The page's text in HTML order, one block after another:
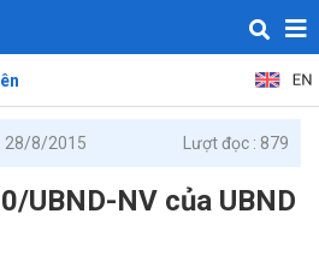
28/8/2015 Lượt đọc : 879
UBND-NV của UBND